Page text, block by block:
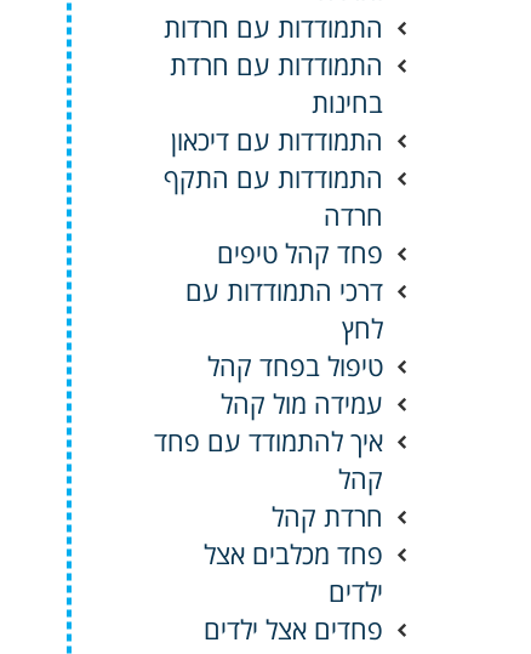
התמודדות עם חרדות
התמודדות עם חרדת
בחינות
התמודדות עם דיכאון
התמודדות עם התקף
חרדה
פחד קהל טיפים
דרכי התמודדות עם
לחץ
טיפול בפחד קהל
עמידה מול קהל
איך להתמודד עם פחד
קהל
חרדת קהל
פחד מכלבים אצל
ילדים
פחדים אצל ילדים